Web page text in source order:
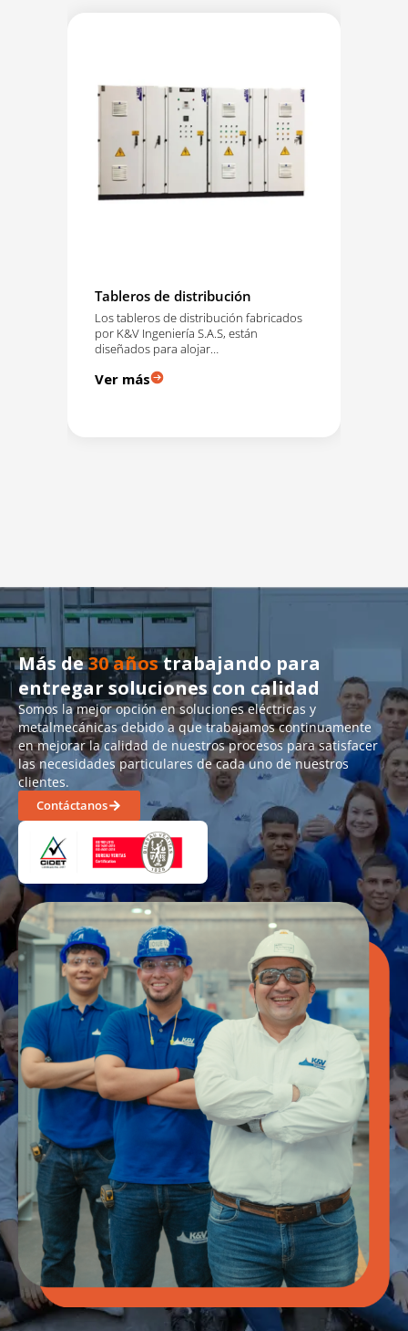
Tableros de distribución
Los tableros de distribución fabricados
por K&V Ingeniería S.A.S, están
diseñados para alojar…
Ver más
Más de30 añostrabajando para
entregar soluciones con calidad
Somos la mejor opción en soluciones eléctricas y
metalmecánicas debido a que trabajamos continuamente
en mejorar la calidad de nuestros procesos para satisfacer
las necesidades particulares de cada uno de nuestros
clientes.
Contáctanos